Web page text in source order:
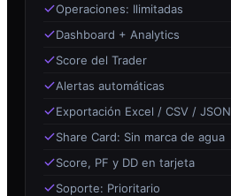
Operaciones: Ilimitadas
Dashboard + Analytics
Score del Trader
Alertas automáticas
Exportación Excel / CSV / JSON
Share Card: Sin marca de agua
Score, PF y DD en tarjeta
Soporte: Prioritario